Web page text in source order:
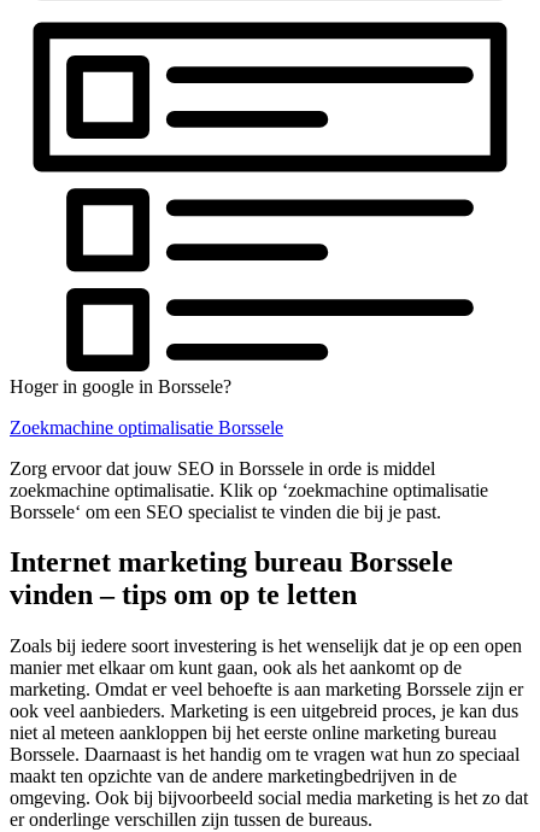
Hoger in google in Borssele?
Zoekmachine optimalisatie Borssele
Zorg ervoor dat jouw SEO in Borssele in orde is middel
zoekmachine optimalisatie. Klik op ‘zoekmachine optimalisatie
Borssele‘ om een SEO specialist te vinden die bij je past.
Internet marketing bureau Borssele
vinden – tips om op te letten
Zoals bij iedere soort investering is het wenselijk dat je op een open
manier met elkaar om kunt gaan, ook als het aankomt op de
marketing. Omdat er veel behoefte is aan marketing Borssele zijn er
ook veel aanbieders. Marketing is een uitgebreid proces, je kan dus
niet al meteen aankloppen bij het eerste online marketing bureau
Borssele. Daarnaast is het handig om te vragen wat hun zo speciaal
maakt ten opzichte van de andere marketingbedrijven in de
omgeving. Ook bij bijvoorbeeld social media marketing is het zo dat
er onderlinge verschillen zijn tussen de bureaus.